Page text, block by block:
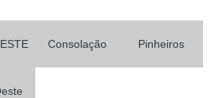
Consolação Pinheiros